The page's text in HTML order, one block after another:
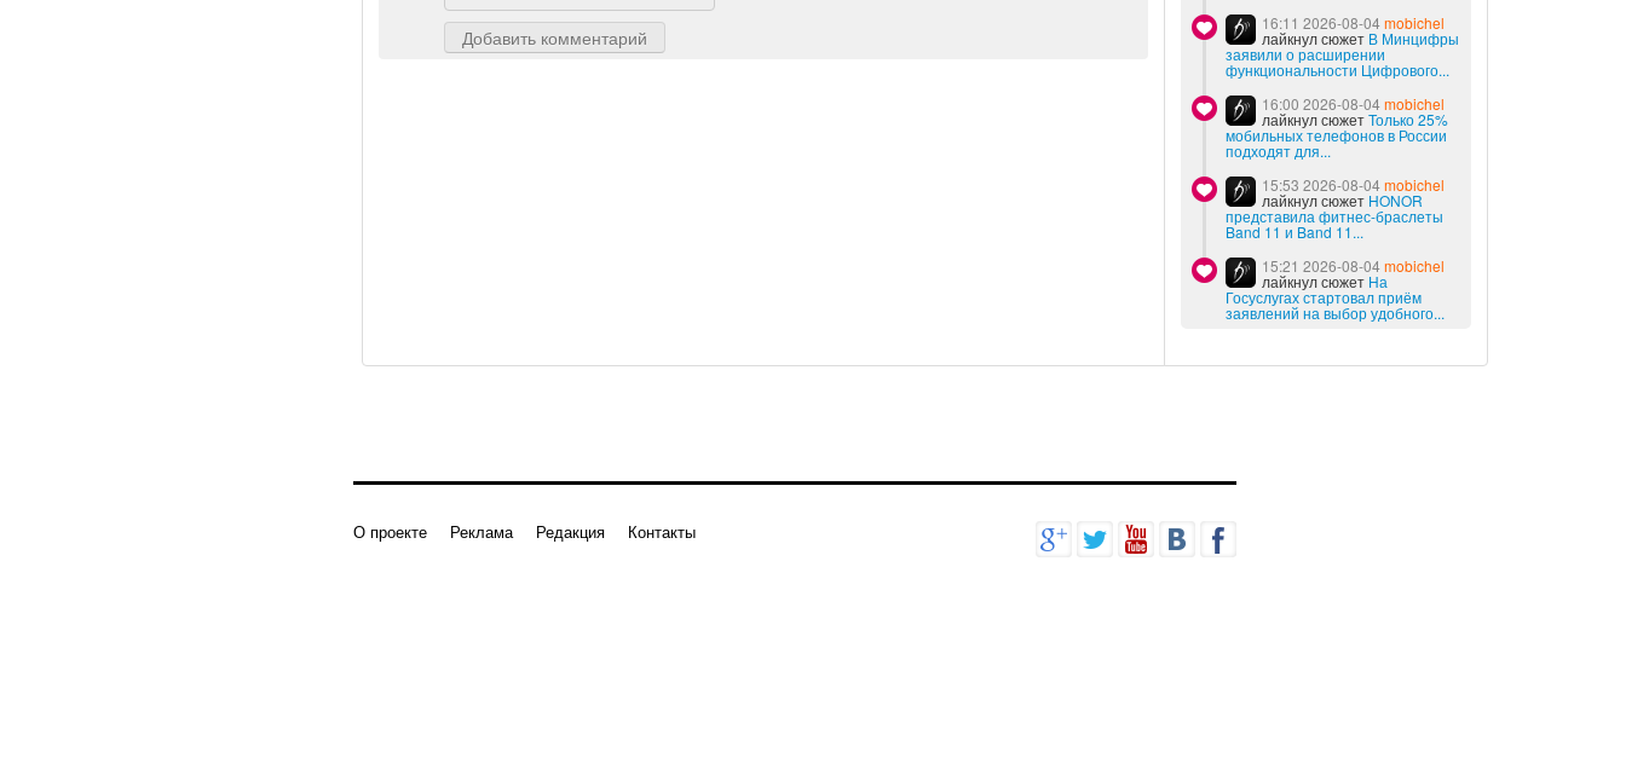
Добавить комментарий
16:11 2026-08-04mobichel
лайкнул сюжет В Минцифры
заявили о расширении
функциональности Цифрового...
16:00 2026-08-04mobichel
лайкнул сюжетТолько 25%
мобильных телефонов в России
подходят для...
15:53 2026-08-04mobichel
лайкнул сюжет HONOR
представила фитнес-браслеты
Band 11 и Band 11...
15:21 2026-08-04mobichel
лайкнул сюжет На
Госуслугах стартовал приём
заявлений на выбор удобного...
О проекте Реклама Редакция Контакты